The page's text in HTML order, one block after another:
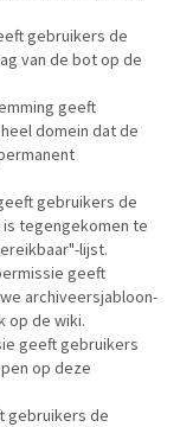
gebruikers de
van de bot op de
geeft
domein dat de
gebruikers de
is tegengekomen te
lijst.
geeft
archiveersjabloon-
op de wiki.
geeft gebruikers
op deze
gebruikers de